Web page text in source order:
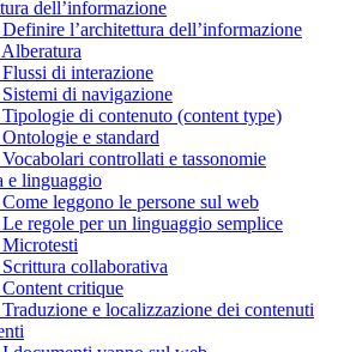
dell’informazione
l’architettura dell’informazione
di interazione
di navigazione
di contenuto (content type)
e standard
controllati e tassonomie
e linguaggio
leggono le persone sul web
regole per un linguaggio semplice
collaborativa
critique
e localizzazione dei contenuti